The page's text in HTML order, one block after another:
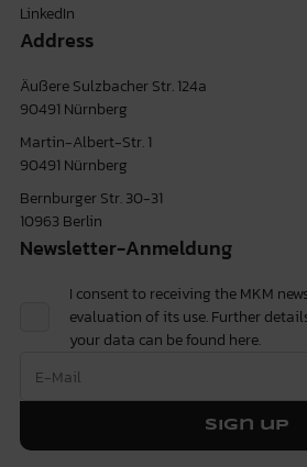
LinkedIn
Address
Äußere Sulzbacher Str. 124a
90491 Nürnberg
Martin-Albert-Str. 1
90491 Nürnberg
Bernburger Str. 30-31
10963 Berlin
Newsletter-Anmeldung
I consent to receiving the MKM
evaluation of its use. Further
your data can be found here.
Sign up